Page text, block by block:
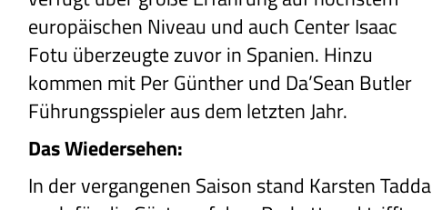
europäischen Niveau und auch Center Isaac
Fotu überzeugte zuvor in Spanien. Hinzu
kommen mit Per Günther und Da’Sean Butler
Führungsspieler aus dem letzten Jahr.
Das Wiedersehen:
In der vergangenen Saison stand Karsten Tadda